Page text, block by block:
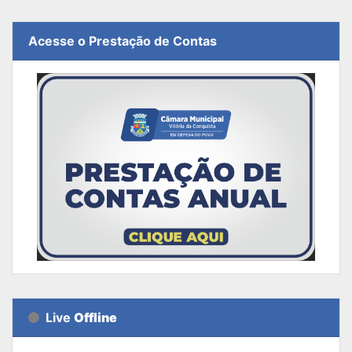
Acesse o Prestação de Contas
Live Offline